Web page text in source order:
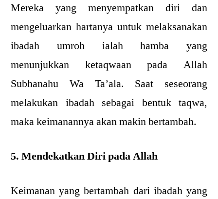
Mereka yang menyempatkan diri dan
mengeluarkan hartanya untuk melaksanakan
ibadah umroh ialah hamba yang
menunjukkan ketaqwaan pada Allah
Subhanahu Wa Ta’ala. Saat seseorang
melakukan ibadah sebagai bentuk taqwa,
maka keimanannya akan makin bertambah.
5. Mendekatkan Diri pada Allah
Keimanan yang bertambah dari ibadah yang